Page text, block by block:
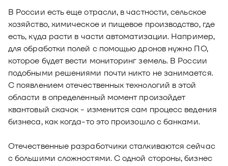
В России есть еще отрасли, в частности, сельское
хозяйство, химическое и пищевое производство, где
есть, куда расти в части автоматизации. Например,
для обработки полей с помощью дронов нужно ПО,
которое будет вести мониторинг земель. В России
подобными решениями почти никто не занимается.
С появлением отечественных технологий в этой
области в определенный момент произойдет
квантовый скачок - изменится сам процесс ведения
бизнеса, как когда-то это произошло с банками.
Отечественные разработчики сталкиваются сейчас
с большими сложностями. С одной стороны, бизнес